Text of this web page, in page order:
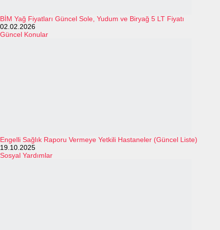
BİM Yağ Fiyatları Güncel Sole, Yudum ve Biryağ 5 LT Fiyatı
02.02.2026
Güncel Konular
Engelli Sağlık Raporu Vermeye Yetkili Hastaneler (Güncel Liste)
19.10.2025
Sosyal Yardımlar